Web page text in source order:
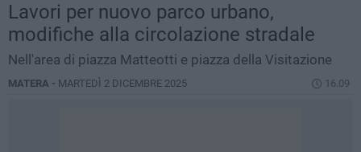
Lavori per nuovo parco urbano,
modifiche alla circolazione stradale
Nell'area di piazza Matteotti e piazza della Visitazione
MATERA - MARTEDÌ 2 DICEMBRE 2025 16.09